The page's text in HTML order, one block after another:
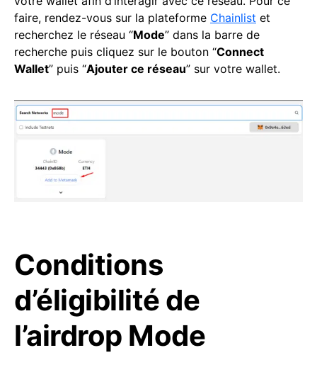
faire, rendez-vous sur la plateforme Chainlist et
recherchez le réseau “Mode” dans la barre de
recherche puis cliquez sur le bouton “Connect
Wallet” puis “Ajouter ce réseau” sur votre wallet.
Conditions
d’éligibilité de
l’airdrop Mode